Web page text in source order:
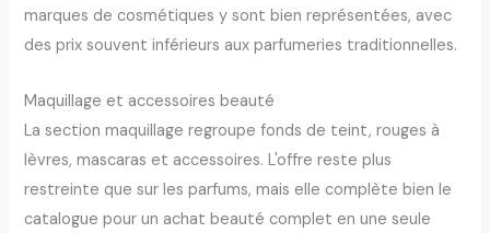
marques de cosmétiques y sont bien représentées, avec
des prix souvent inférieurs aux parfumeries traditionnelles.
Maquillage et accessoires beauté
La section maquillage regroupe fonds de teint, rouges à
lèvres, mascaras et accessoires. L'offre reste plus
restreinte que sur les parfums, mais elle complète bien le
catalogue pour un achat beauté complet en une seule